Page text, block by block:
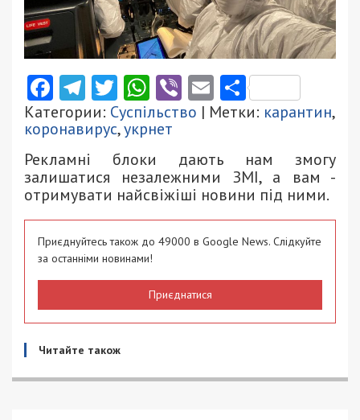
Facebook
Telegram
Twitter
WhatsApp
ViberEmail
Категории: Суспільство | Метки: карантин,
коронавирус,укрнет
Рекламні блоки дають нам змогу
залишатися незалежними ЗМІ, а вам -
отримувати найсвіжіші новини під ними.
Приєднуйтесь також до 49000 в Google News. Слідкуйте
за останніми новинами!
Приєднатися
Читайте також